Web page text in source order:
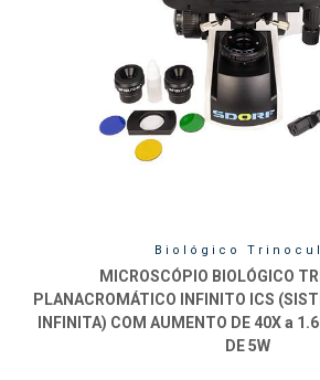
Biológico
MICROSCÓPIO BIOLÓGICO
PLANACROMÁTICO INFINITO ICS
INFINITA) COM AUMENTO DE 40X a
DE 5W